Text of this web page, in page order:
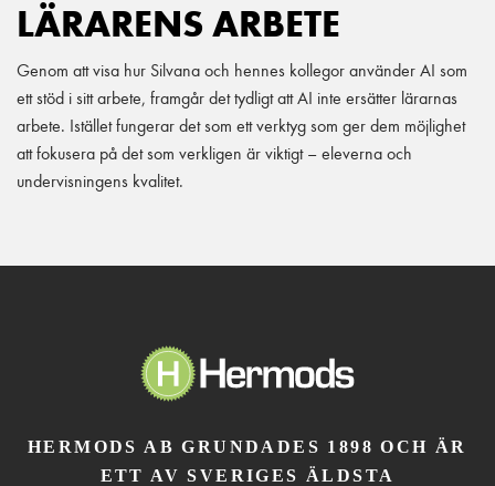
LÄRARENS ARBETE
Genom att visa hur Silvana och hennes kollegor använder AI som
ett stöd i sitt arbete, framgår det tydligt att AI inte ersätter lärarnas
arbete. Istället fungerar det som ett verktyg som ger dem möjlighet
att fokusera på det som verkligen är viktigt – eleverna och
undervisningens kvalitet.
HERMODS AB GRUNDADES 1898 OCH ÄR
ETT AV SVERIGES ÄLDSTA